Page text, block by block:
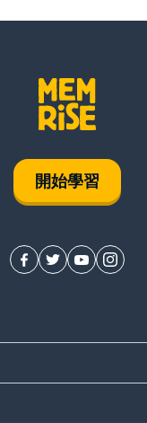
開始學習